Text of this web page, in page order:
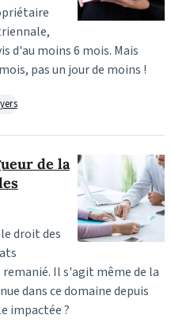
d'au moins 6 mois. Mais
pas un jour de moins !
de la
droit des
Il s'agit même de la
dans ce domaine depuis
impactée ?